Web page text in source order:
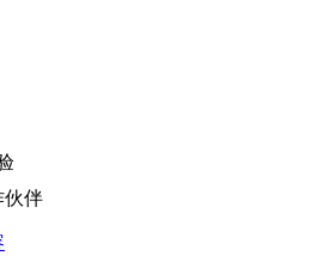
伙伴